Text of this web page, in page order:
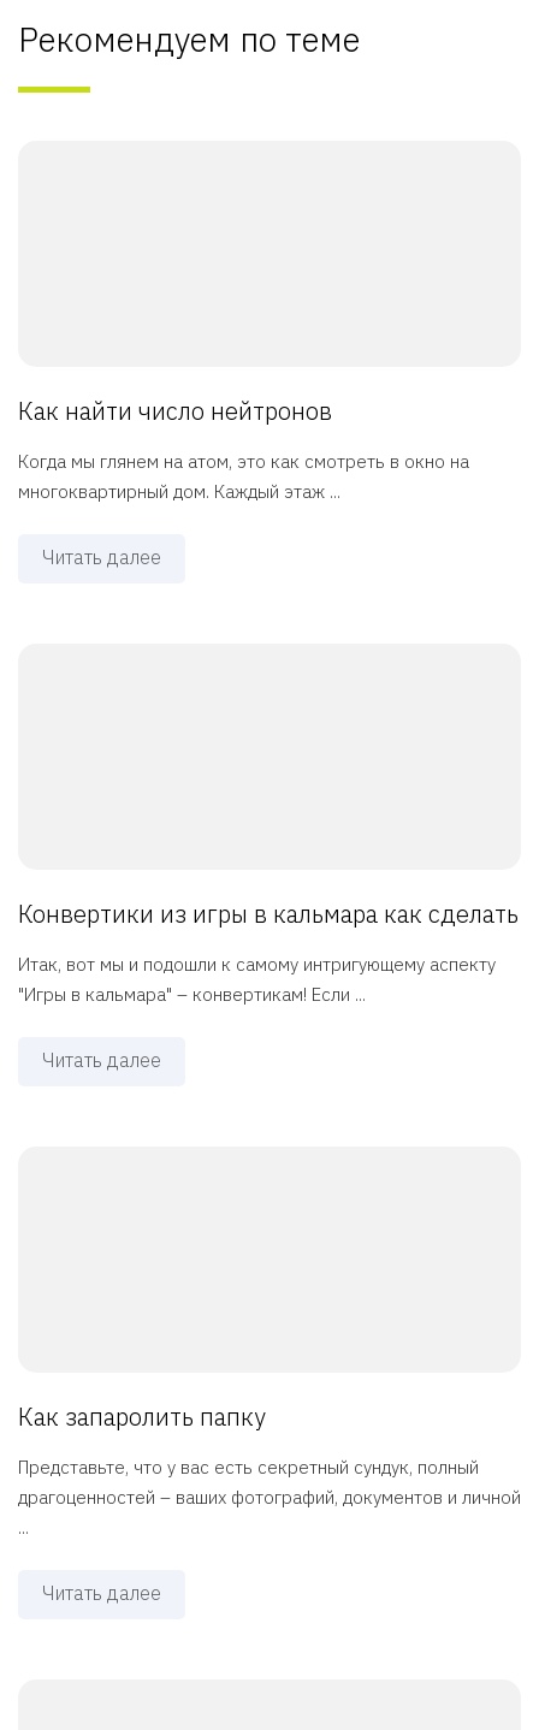
Рекомендуем по теме
Как найти число нейтронов
Когда мы глянем на атом, это как смотреть в окно на
многоквартирный дом. Каждый этаж ...
Читать далее
Конвертики из игры в кальмара как сделать
Итак, вот мы и подошли к самому интригующему аспекту
"Игры в кальмара" – конвертикам! Если ...
Читать далее
Как запаролить папку
Представьте, что у вас есть секретный сундук, полный
драгоценностей – ваших фотографий, документов и личной
...
Читать далее